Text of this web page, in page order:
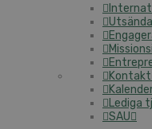
Kontakt
Lediga
SAU